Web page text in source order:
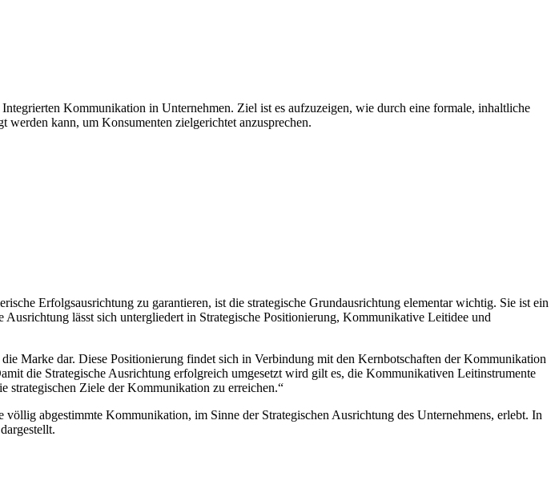
Kommunikation in Unternehmen. Ziel ist es aufzuzeigen, wie durch eine formale, inhaltliche
kann, um Konsumenten zielgerichtet anzusprechen.
Erfolgsausrichtung zu garantieren, ist die strategische Grundausrichtung elementar wichtig. Sie ist ein
lässt sich untergliedert in Strategische Positionierung, Kommunikative Leitidee und
Marke dar. Diese Positionierung findet sich in Verbindung mit den Kernbotschaften der Kommunikation
die Strategische Ausrichtung erfolgreich umgesetzt wird gilt es, die Kommunikativen Leitinstrumente
strategischen Ziele der Kommunikation zu erreichen.“
abgestimmte Kommunikation, im Sinne der Strategischen Ausrichtung des Unternehmens, erlebt. In